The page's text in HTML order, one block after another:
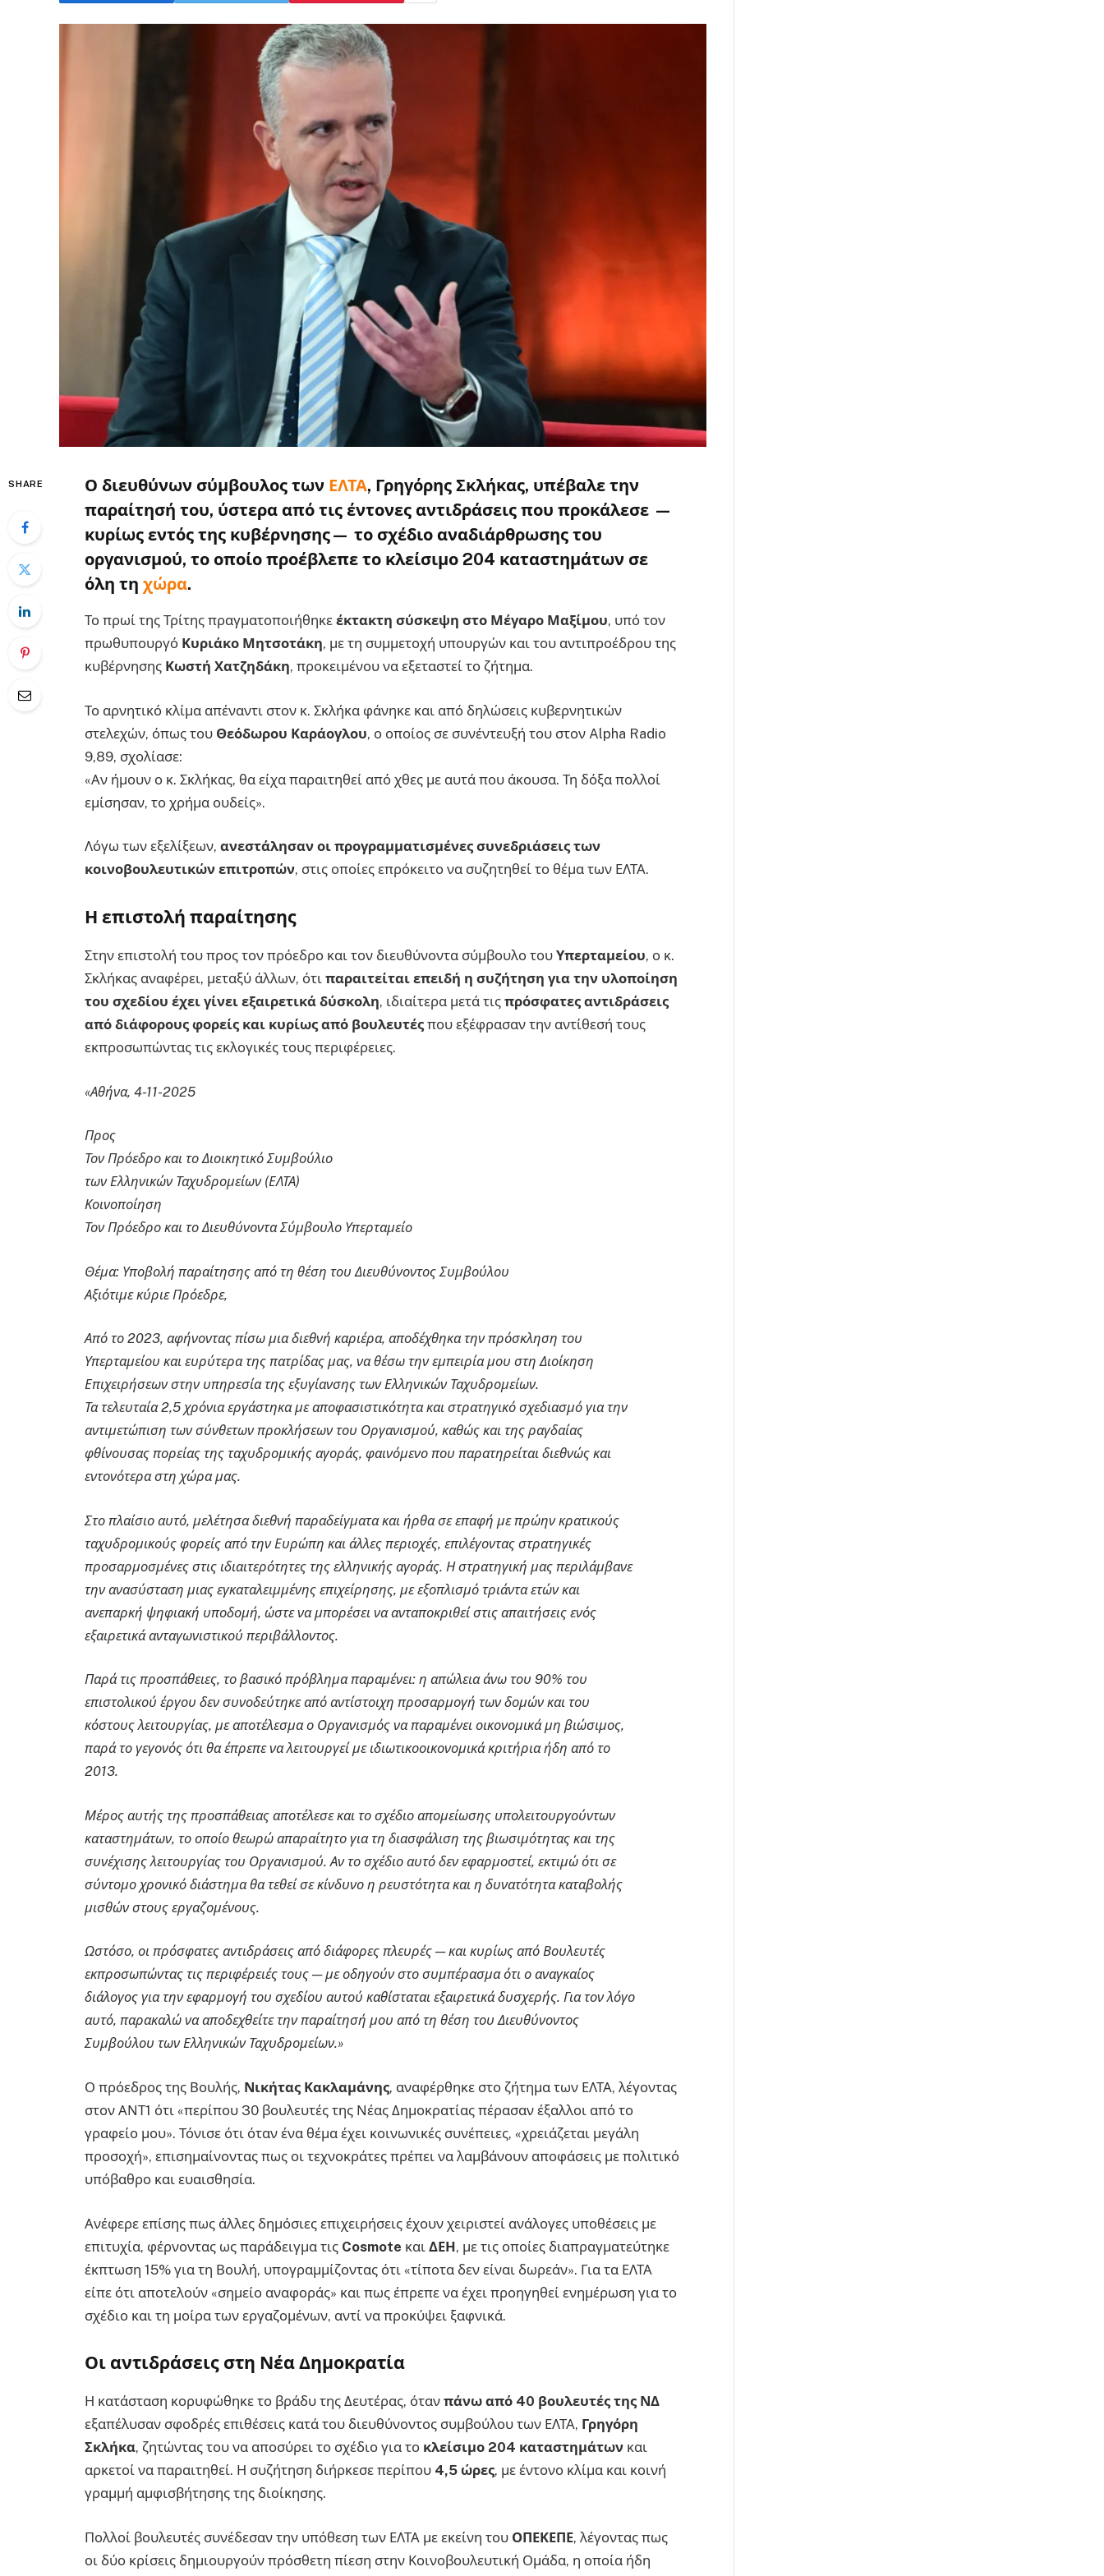
SHARE Ο διευθύνων σύμβουλος των ΕΛΤΑ, Γρηγόρης Σκλήκας, υπέβαλε την
παραίτησή του, ύστερα από τις έντονες αντιδράσεις που προκάλεσε —
κυρίως εντός της κυβέρνησης— το σχέδιο αναδιάρθρωσης του
οργανισμού, το οποίο προέβλεπε το κλείσιμο 204 καταστημάτων σε
όλη τη χώρα.
Το πρωί της Τρίτης πραγματοποιήθηκε έκτακτη σύσκεψη στο Μέγαρο Μαξίμου, υπό τον
πρωθυπουργό Κυριάκο Μητσοτάκη, με τη συμμετοχή υπουργών και του αντιπροέδρου της
κυβέρνησης Κωστή Χατζηδάκη, προκειμένου να εξεταστεί το ζήτημα.
Το αρνητικό κλίμα απέναντι στον κ. Σκλήκα φάνηκε και από δηλώσεις κυβερνητικών
στελεχών, όπως του Θεόδωρου Καράογλου, ο οποίος σε συνέντευξή του στον Alpha Radio
9,89, σχολίασε:
«Αν ήμουν ο κ. Σκλήκας, θα είχα παραιτηθεί από χθες με αυτά που άκουσα. Τη δόξα πολλοί
εμίσησαν, το χρήμα ουδείς».
Λόγω των εξελίξεων, ανεστάλησαν οι προγραμματισμένες συνεδριάσεις των
κοινοβουλευτικών επιτροπών, στις οποίες επρόκειτο να συζητηθεί το θέμα των ΕΛΤΑ.
Η επιστολή παραίτησης
Στην επιστολή του προς τον πρόεδρο και τον διευθύνοντα σύμβουλο του Υπερταμείου, ο κ.
Σκλήκας αναφέρει, μεταξύ άλλων, ότι παραιτείται επειδή η συζήτηση για την υλοποίηση
του σχεδίου έχει γίνει εξαιρετικά δύσκολη, ιδιαίτερα μετά τις πρόσφατες αντιδράσεις
από διάφορους φορείς και κυρίως από βουλευτές που εξέφρασαν την αντίθεσή τους
εκπροσωπώντας τις εκλογικές τους περιφέρειες.
«Αθήνα, 4-11-2025
Προς
Τον Πρόεδρο και το Διοικητικό Συμβούλιο
των Ελληνικών Ταχυδρομείων (ΕΛΤΑ)
Κοινοποίηση
Τον Πρόεδρο και το Διευθύνοντα Σύμβουλο Υπερταμείο
Θέμα: Υποβολή παραίτησης από τη θέση του Διευθύνοντος Συμβούλου
Αξιότιμε κύριε Πρόεδρε,
Από το 2023, αφήνοντας πίσω μια διεθνή καριέρα, αποδέχθηκα την πρόσκληση του
Υπερταμείου και ευρύτερα της πατρίδας μας, να θέσω την εμπειρία μου στη Διοίκηση
Επιχειρήσεων στην υπηρεσία της εξυγίανσης των Ελληνικών Ταχυδρομείων.
Τα τελευταία 2,5 χρόνια εργάστηκα με αποφασιστικότητα και στρατηγικό σχεδιασμό για την
αντιμετώπιση των σύνθετων προκλήσεων του Οργανισμού, καθώς και της ραγδαίας
φθίνουσας πορείας της ταχυδρομικής αγοράς, φαινόμενο που παρατηρείται διεθνώς και
εντονότερα στη χώρα μας.
Στο πλαίσιο αυτό, μελέτησα διεθνή παραδείγματα και ήρθα σε επαφή με πρώην κρατικούς
ταχυδρομικούς φορείς από την Ευρώπη και άλλες περιοχές, επιλέγοντας στρατηγικές
προσαρμοσμένες στις ιδιαιτερότητες της ελληνικής αγοράς. Η στρατηγική μας περιλάμβανε
την ανασύσταση μιας εγκαταλειμμένης επιχείρησης, με εξοπλισμό τριάντα ετών και
ανεπαρκή ψηφιακή υποδομή, ώστε να μπορέσει να ανταποκριθεί στις απαιτήσεις ενός
εξαιρετικά ανταγωνιστικού περιβάλλοντος.
Παρά τις προσπάθειες, το βασικό πρόβλημα παραμένει: η απώλεια άνω του 90% του
επιστολικού έργου δεν συνοδεύτηκε από αντίστοιχη προσαρμογή των δομών και του
κόστους λειτουργίας, με αποτέλεσμα ο Οργανισμός να παραμένει οικονομικά μη βιώσιμος,
παρά το γεγονός ότι θα έπρεπε να λειτουργεί με ιδιωτικοοικονομικά κριτήρια ήδη από το
2013.
Μέρος αυτής της προσπάθειας αποτέλεσε και το σχέδιο απομείωσης υπολειτουργούντων
καταστημάτων, το οποίο θεωρώ απαραίτητο για τη διασφάλιση της βιωσιμότητας και της
συνέχισης λειτουργίας του Οργανισμού. Αν το σχέδιο αυτό δεν εφαρμοστεί, εκτιμώ ότι σε
σύντομο χρονικό διάστημα θα τεθεί σε κίνδυνο η ρευστότητα και η δυνατότητα καταβολής
μισθών στους εργαζομένους.
Ωστόσο, οι πρόσφατες αντιδράσεις από διάφορες πλευρές — και κυρίως από Βουλευτές
εκπροσωπώντας τις περιφέρειές τους — με οδηγούν στο συμπέρασμα ότι ο αναγκαίος
διάλογος για την εφαρμογή του σχεδίου αυτού καθίσταται εξαιρετικά δυσχερής. Για τον λόγο
αυτό, παρακαλώ να αποδεχθείτε την παραίτησή μου από τη θέση του Διευθύνοντος
Συμβούλου των Ελληνικών Ταχυδρομείων.»
Ο πρόεδρος της Βουλής, Νικήτας Κακλαμάνης, αναφέρθηκε στο ζήτημα των ΕΛΤΑ, λέγοντας
στον ΑΝΤ1 ότι «περίπου 30 βουλευτές της Νέας Δημοκρατίας πέρασαν έξαλλοι από το
γραφείο μου». Τόνισε ότι όταν ένα θέμα έχει κοινωνικές συνέπειες, «χρειάζεται μεγάλη
προσοχή», επισημαίνοντας πως οι τεχνοκράτες πρέπει να λαμβάνουν αποφάσεις με πολιτικό
υπόβαθρο και ευαισθησία.
Ανέφερε επίσης πως άλλες δημόσιες επιχειρήσεις έχουν χειριστεί ανάλογες υποθέσεις με
επιτυχία, φέρνοντας ως παράδειγμα τις Cosmote και ΔΕΗ, με τις οποίες διαπραγματεύτηκε
έκπτωση 15% για τη Βουλή, υπογραμμίζοντας ότι «τίποτα δεν είναι δωρεάν». Για τα ΕΛΤΑ
είπε ότι αποτελούν «σημείο αναφοράς» και πως έπρεπε να έχει προηγηθεί ενημέρωση για το
σχέδιο και τη μοίρα των εργαζομένων, αντί να προκύψει ξαφνικά.
Οι αντιδράσεις στη Νέα Δημοκρατία
Η κατάσταση κορυφώθηκε το βράδυ της Δευτέρας, όταν πάνω από 40 βουλευτές της ΝΔ
εξαπέλυσαν σφοδρές επιθέσεις κατά του διευθύνοντος συμβούλου των ΕΛΤΑ, Γρηγόρη
Σκλήκα, ζητώντας του να αποσύρει το σχέδιο για το κλείσιμο 204 καταστημάτων και
αρκετοί να παραιτηθεί. Η συζήτηση διήρκεσε περίπου 4,5 ώρες, με έντονο κλίμα και κοινή
γραμμή αμφισβήτησης της διοίκησης.
Πολλοί βουλευτές συνέδεσαν την υπόθεση των ΕΛΤΑ με εκείνη του ΟΠΕΚΕΠΕ, λέγοντας πως
οι δύο κρίσεις δημιουργούν πρόσθετη πίεση στην Κοινοβουλευτική Ομάδα, η οποία ήδη